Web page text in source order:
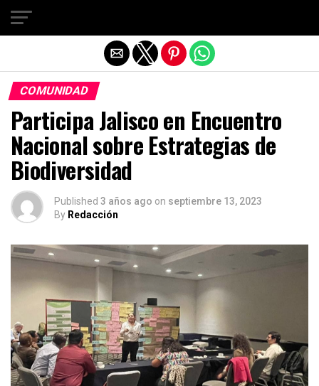
COMUNIDAD
Participa Jalisco en Encuentro
Nacional sobre Estrategias de
Biodiversidad
Published 3 años ago on septiembre 13, 2023
By Redacción